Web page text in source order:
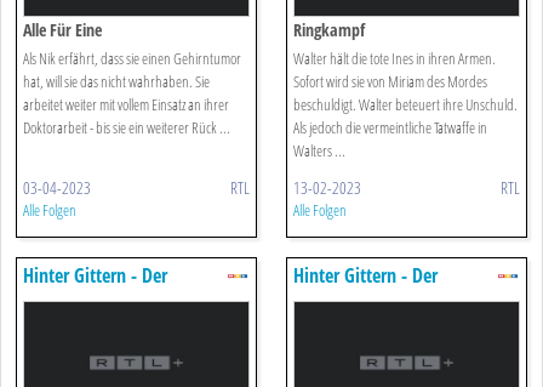
Alle Für Eine
Als Nik erfährt, dass sie einen Gehirntumor
hat, will sie das nicht wahrhaben. Sie
arbeitet weiter mit vollem Einsatz an ihrer
Doktorarbeit - bis sie ein weiterer Rück ...
03-04-2023 RTL
Alle Folgen
Ringkampf
Walter hält die tote Ines in ihren Armen.
Sofort wird sie von Miriam des Mordes
beschuldigt. Walter beteuert ihre Unschuld.
Als jedoch die vermeintliche Tatwaffe in
Walters ...
13-02-2023 RTL
Alle Folgen
Hinter Gittern - Der
Frauenknast
Hinter Gittern - Der
Frauenknast